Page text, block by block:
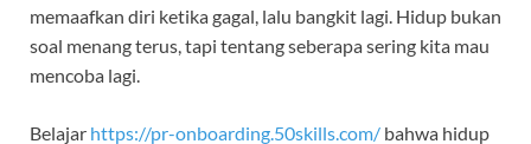
memaafkan diri ketika gagal, lalu bangkit lagi. Hidup bukan
soal menang terus, tapi tentang seberapa sering kita mau
mencoba lagi.
Belajar https://pr-onboarding.50skills.com/ bahwa hidup